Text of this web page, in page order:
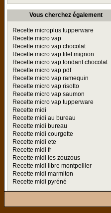
Vous cherchez également
Recette microplus tupperware
Recette micro vap
Recette micro vap chocolat
Recette micro vap filet mignon
Recette micro vap fondant chocolat
Recette micro vap pdf
Recette micro vap ramequin
Recette micro vap risotto
Recette micro vap saumon
Recette micro vap tupperware
Recette midi
Recette midi au bureau
Recette midi bureau
Recette midi courgette
Recette midi ete
Recette midi fr
Recette midi les zouzous
Recette midi libre montpellier
Recette midi marmiton
Recette midi pyréné